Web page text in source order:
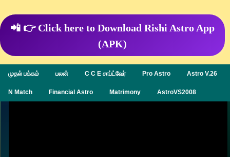
📲 👉 Click here to Download Rishi Astro App
(APK)
முதல் பக்கம் பலன் C C E சாப்ட்வேர் Pro Astro Astro V.26
N Match Financial Astro Matrimony AstroVS2008